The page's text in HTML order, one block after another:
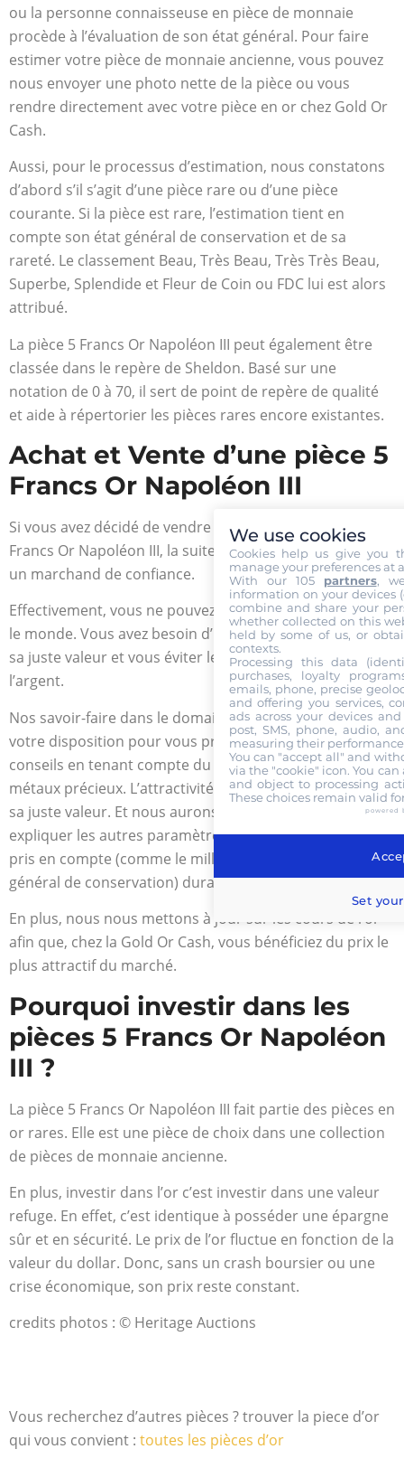
ou la personne connaisseuse en pièce de monnaie
procède à l’évaluation de son état général. Pour faire
estimer votre pièce de monnaie ancienne, vous pouvez
nous envoyer une photo nette de la pièce ou vous
rendre directement avec votre pièce en or chez Gold Or
Cash.
Aussi, pour le processus d’estimation, nous constatons
d’abord s’il s’agit d’une pièce rare ou d’une pièce
courante. Si la pièce est rare, l’estimation tient en
compte son état général de conservation et de sa
rareté. Le classement Beau, Très Beau, Très Très Beau,
Superbe, Splendide et Fleur de Coin ou FDC lui est alors
attribué.
La pièce 5 Francs Or Napoléon III peut également être
classée dans le repère de Sheldon. Basé sur une
notation de 0 à 70, il sert de point de repère de qualité
et aide à répertorier les pièces rares encore existantes.
Achat et Vente d’une pièce 5
Francs Or Napoléon III
Si vous avez décidé de vendre ou d’acheter une pièce 5
Francs Or Napoléon III, la suite logique serait de trouver
un marchand de confiance.
Effectivement, vous ne pouvez confier votre pièce à tout
le monde. Vous avez besoin d’un expert pour l’estimer à
sa juste valeur et vous éviter le risque de perdre de
l’argent.
Nos savoir-faire dans le domaine des pièces d’or sont à
votre disposition pour vous prodiguer les meilleurs
conseils en tenant compte du prix sur le marché des
métaux précieux. L’attractivité de votre pièce sera mise à
sa juste valeur. Et nous aurons le plaisir de vous
expliquer les autres paramètres qui seront également
pris en compte (comme le millésime, la rareté ou l’état
général de conservation) durant la transaction.
En plus, nous nous mettons à jour sur les cours de l’or
afin que, chez la Gold Or Cash, vous bénéficiez du prix le
plus attractif du marché.
Pourquoi investir dans les
pièces 5 Francs Or Napoléon
III ?
La pièce 5 Francs Or Napoléon III fait partie des pièces en
or rares. Elle est une pièce de choix dans une collection
de pièces de monnaie ancienne.
En plus, investir dans l’or c’est investir dans une valeur
refuge. En effet, c’est identique à posséder une épargne
sûr et en sécurité. Le prix de l’or fluctue en fonction de la
valeur du dollar. Donc, sans un crash boursier ou une
crise économique, son prix reste constant.
credits photos : © Heritage Auctions
Vous recherchez d’autres pièces ? trouver la piece d’or
qui vous convient : toutes les pièces d’or
We use cookies
Cookies help us give you
manage your preferences at
With our 105 partners,
information on your devices
combine and share your
whether collected on this
held by some of us, or
contexts.
Processing this data
purchases, loyalty
emails, phone, precise
and offering you services,
ads across your devices
post, SMS, phone, audio,
measuring their
You can "accept all" and
via the "cookie" icon. You
and object to processing
These choices remain valid
powered
Set